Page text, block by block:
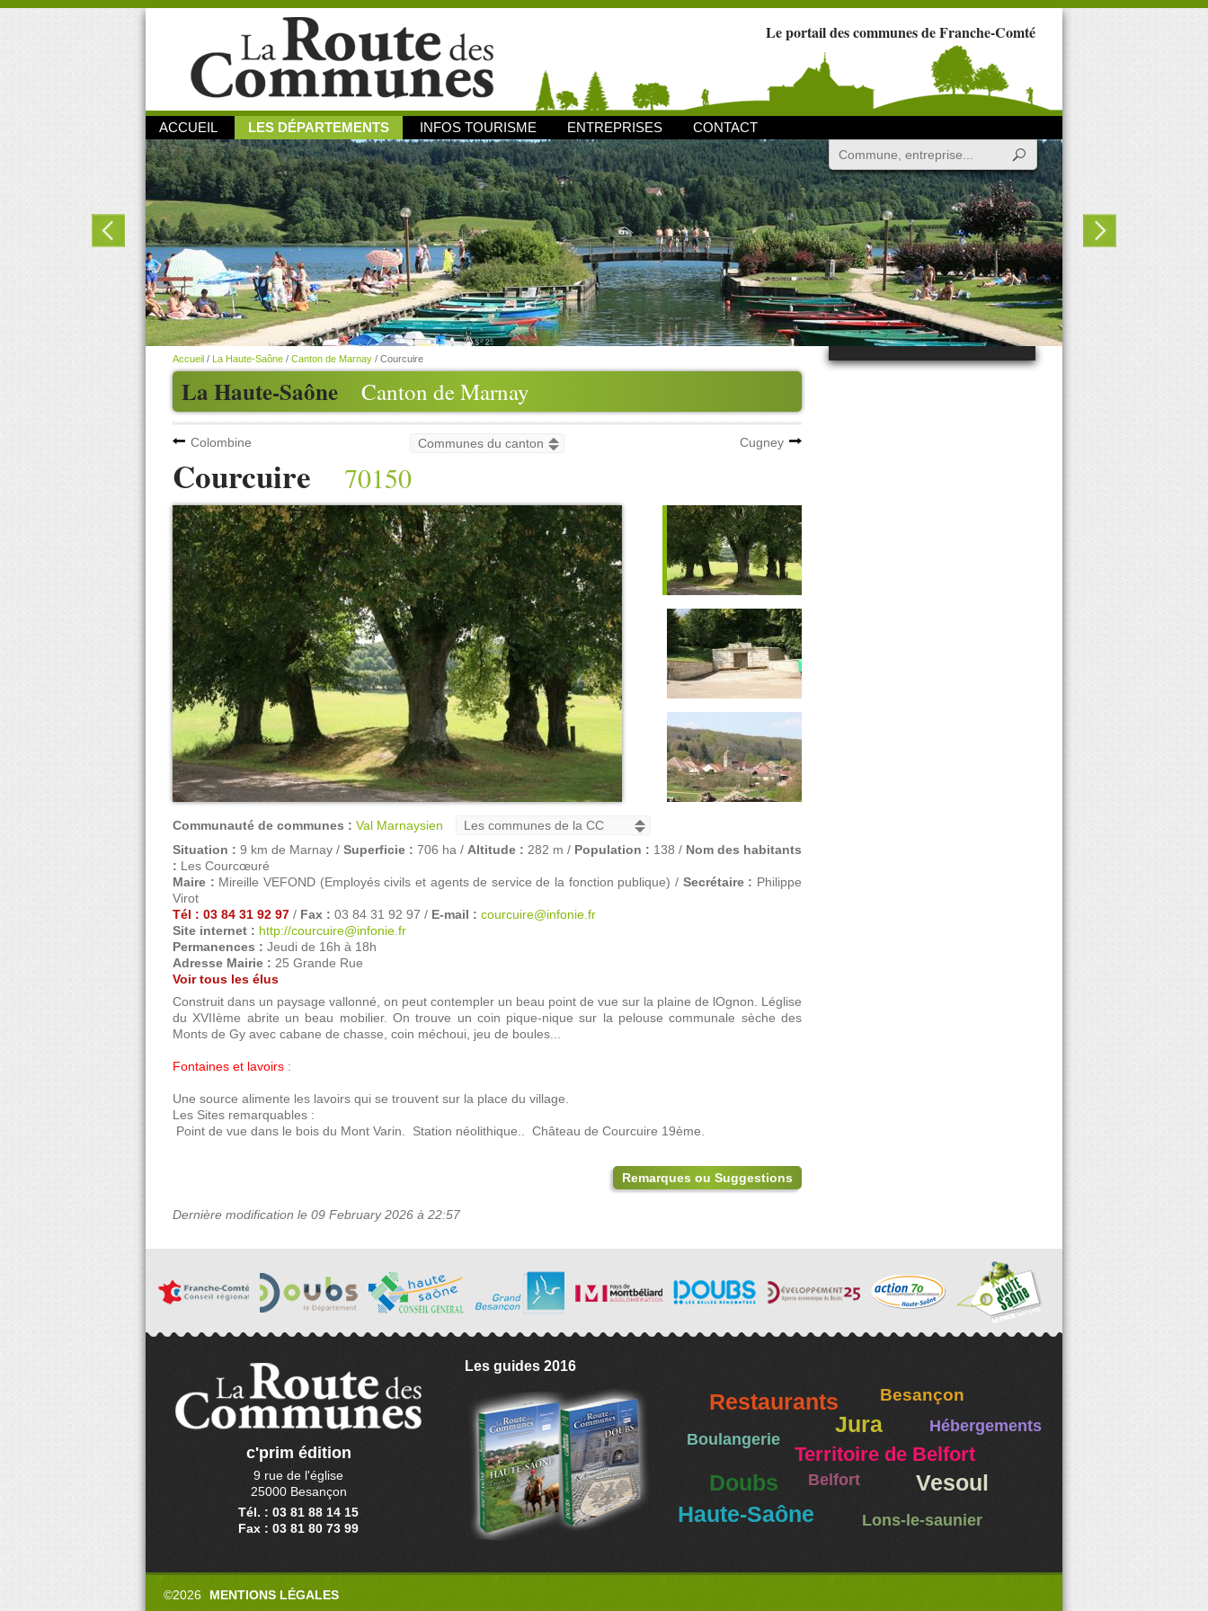
Le portail des communes de Franche-Comté
ACCUEIL LES DÉPARTEMENTS INFOS TOURISME ENTREPRISES CONTACT
La Haute-Saône Canton de Marnay
Accueil / La Haute-Saône / Canton de Marnay / Courcuire
Colombine Cugney
Courcuire 70150
Communauté de communes : Val Marnaysien
Situation : 9 km de Marnay / Superficie : 706 ha / Altitude : 282 m / Population : 138 / Nom des habitants
: Les Courcœuré
Maire : Mireille VEFOND (Employés civils et agents de service de la fonction publique) / Secrétaire : Philippe
Virot
Tél : 03 84 31 92 97 / Fax : 03 84 31 92 97 / E-mail : courcuire@infonie.fr
Site internet : http://courcuire@infonie.fr
Permanences : Jeudi de 16h à 18h
Adresse Mairie : 25 Grande Rue
Voir tous les élus
Construit dans un paysage vallonné, on peut contempler un beau point de vue sur la plaine de lOgnon. Léglise
du XVIIème abrite un beau mobilier. On trouve un coin pique-nique sur la pelouse communale sèche des
Monts de Gy avec cabane de chasse, coin méchoui, jeu de boules...
Fontaines et lavoirs :
Une source alimente les lavoirs qui se trouvent sur la place du village.
Les Sites remarquables :
 Point de vue dans le bois du Mont Varin.  Station néolithique..  Château de Courcuire 19ème.
Remarques ou Suggestions
Dernière modification le 09 February 2026 à 22:57
c'prim édition
9 rue de l'église
25000 Besançon
Tél. : 03 81 88 14 15
Fax : 03 81 80 73 99
Les guides 2016
Restaurants Besançon
Jura Hébergements
Boulangerie
Territoire de Belfort
Doubs Belfort
Vesoul
Haute-Saône
Lons-le-saunier
©2026 MENTIONS LÉGALES